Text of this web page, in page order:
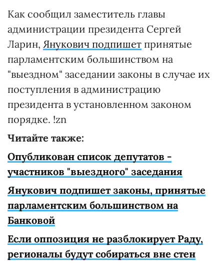
Как сообщил заместитель главы
администрации президента Сергей
Ларин, Янукович подпишет принятые
парламентским большинством на
"выездном" заседании законы в случае их
поступления в администрацию
президента в установленном законом
порядке. !zn
Читайте также:
Опубликован список депутатов -
участников "выездного" заседания
Янукович подпишет законы, принятые
парламентским большинством на
Банковой
Если оппозиция не разблокирует Раду,
регионалы будут собираться вне стен